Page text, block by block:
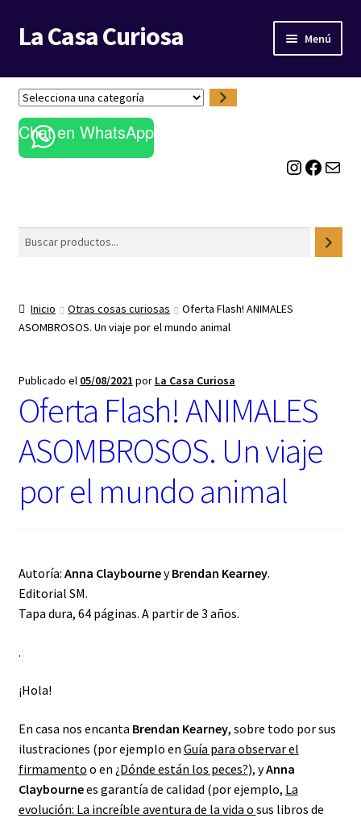
Ir
a
navegación
Ir
al
La Casa Curiosa Menú
LIBRERÍA
BLOG
S
e
l
e
a
c
e
g
o
Chat en WhatsApp
Instagram Facebook Correo electrónico
Buscar
Inicio Otras cosas curiosas
Oferta Flash! ANIMALES
ASOMBROSOS. Un viaje por el mundo animal
Publicado el 05/08/2021 por La Casa Curiosa
Oferta Flash! ANIMALES
ASOMBROSOS. Un viaje
por el mundo animal
Autoría: Anna ClaybourneyBrendan Kearney.
Editorial SM.
Tapa dura, 64 páginas. A partir de 3 años.
.
¡Hola!
En casa nos encanta Brendan Kearney, sobre todo por sus
ilustraciones (por ejemplo en Guía para observar el
firmamento o en ¿Dónde están los peces?), yAnna
Claybournees garantía de calidad (por ejemplo, La
evolución: La increíble aventura de la vida o sus libros de